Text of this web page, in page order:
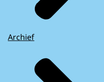
Archief